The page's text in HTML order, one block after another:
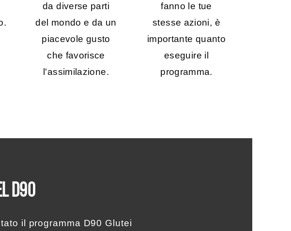
da diverse parti
del mondo e da un
piacevole gusto
che favorisce
l'assimilazione.
fanno le tue
stesse azioni, è
importante quanto
eseguire il
programma.
D90
il programma D90 Glutei